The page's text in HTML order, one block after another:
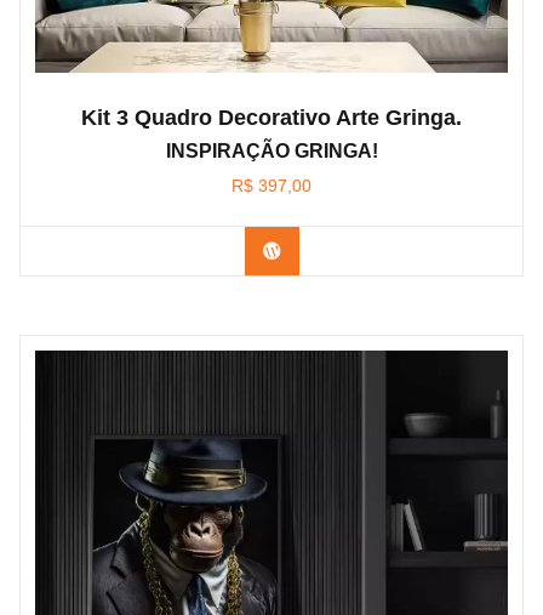
Kit 3 Quadro Decorativo Arte Gringa.
INSPIRAÇÃO GRINGA!
R$ 397,00
Confira os modelos